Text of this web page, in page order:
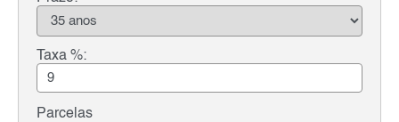
Taxa %:
Parcelas